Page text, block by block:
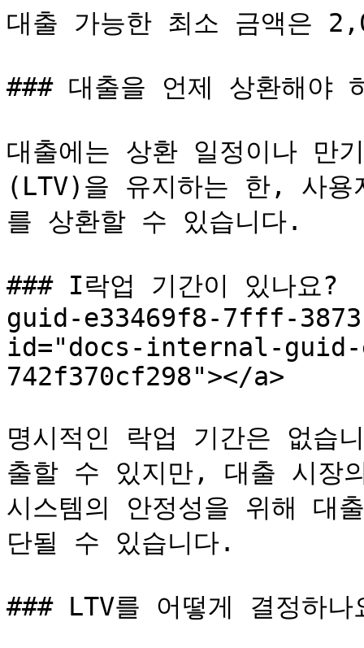
대출 가능한 최소 금액은
### 대출을 언제 상환해야
대출에는 상환 일정이나 만
(LTV)을 유지하는 한, 사용
를 상환할 수 있습니다.
### I락업 기간이 있나
guid-e33469f8-7fff-
id="docs-internal-guid-
742f370cf298"></a>
명시적인 락업 기간은 없습
출할 수 있지만, 대출 시장
시스템의 안정성을 위해 대
단될 수 있습니다.
### LTV를 어떻게 결정하나